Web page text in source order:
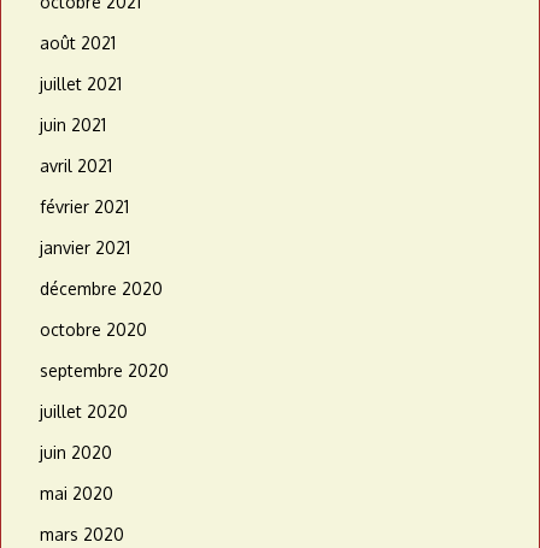
août 2021
juillet 2021
juin 2021
avril 2021
février 2021
janvier 2021
décembre 2020
octobre 2020
septembre 2020
juillet 2020
juin 2020
mai 2020
mars 2020